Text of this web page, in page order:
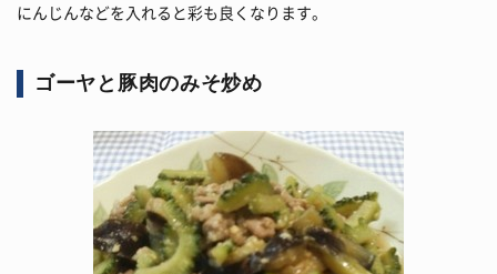
にんじんなどを入れると彩も良くなります。
ゴーヤと豚肉のみそ炒め